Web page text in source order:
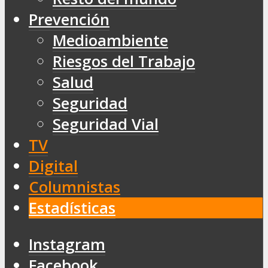
Prevención
Medioambiente
Riesgos del Trabajo
Salud
Seguridad
Seguridad Vial
TV
Digital
Columnistas
Estadísticas
Instagram